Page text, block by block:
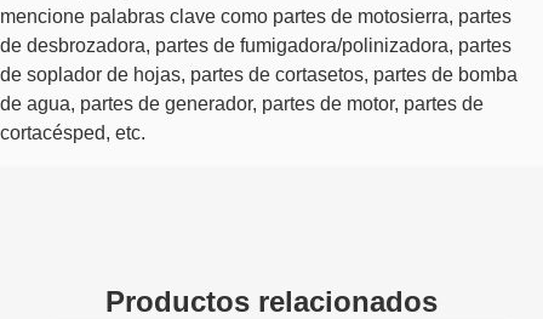
mencione palabras clave como partes de motosierra, partes
de desbrozadora, partes de fumigadora/polinizadora, partes
de soplador de hojas, partes de cortasetos, partes de bomba
de agua, partes de generador, partes de motor, partes de
cortacésped, etc.
Productos relacionados